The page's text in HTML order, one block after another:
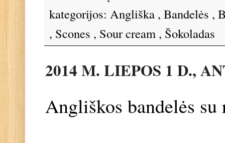
kategorijos: Angliška , Bandelės ,
, Scones , Sour cream , Šokoladas
2014 M. LIEPOS 1 D.,
Angliškos bandelės